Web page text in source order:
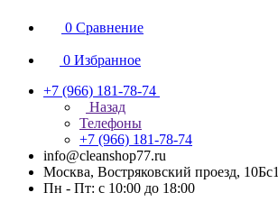
0 Сравнение
0 Избранное
+7 (966) 181-78-74
Назад
Телефоны
+7 (966) 181-78-74
info@cleanshop77.ru
Москва, Востряковский проезд, 10Бс1
Пн - Пт: с 10:00 до 18:00